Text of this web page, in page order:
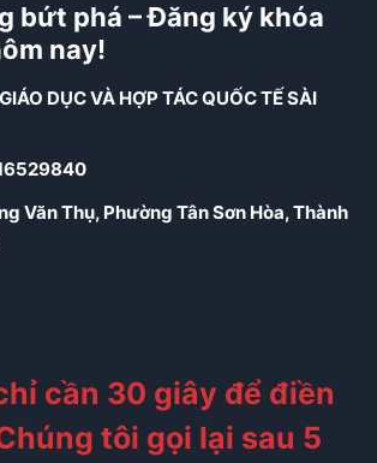
bứt phá – Đăng ký khóa
nay!
DỤC VÀ HỢP TÁC QUỐC TẾ SÀI
Văn Thụ, Phường Tân Sơn Hòa, Thành
cần 30 giây để điền
tôi gọi lại sau 5